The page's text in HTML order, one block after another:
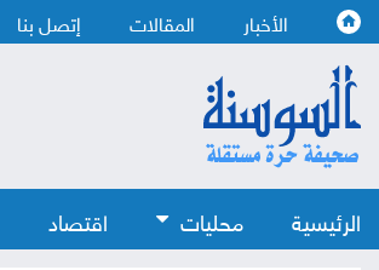
الأخبار المقالات إتصل بنا
الرئيسية محليات اقتصاد